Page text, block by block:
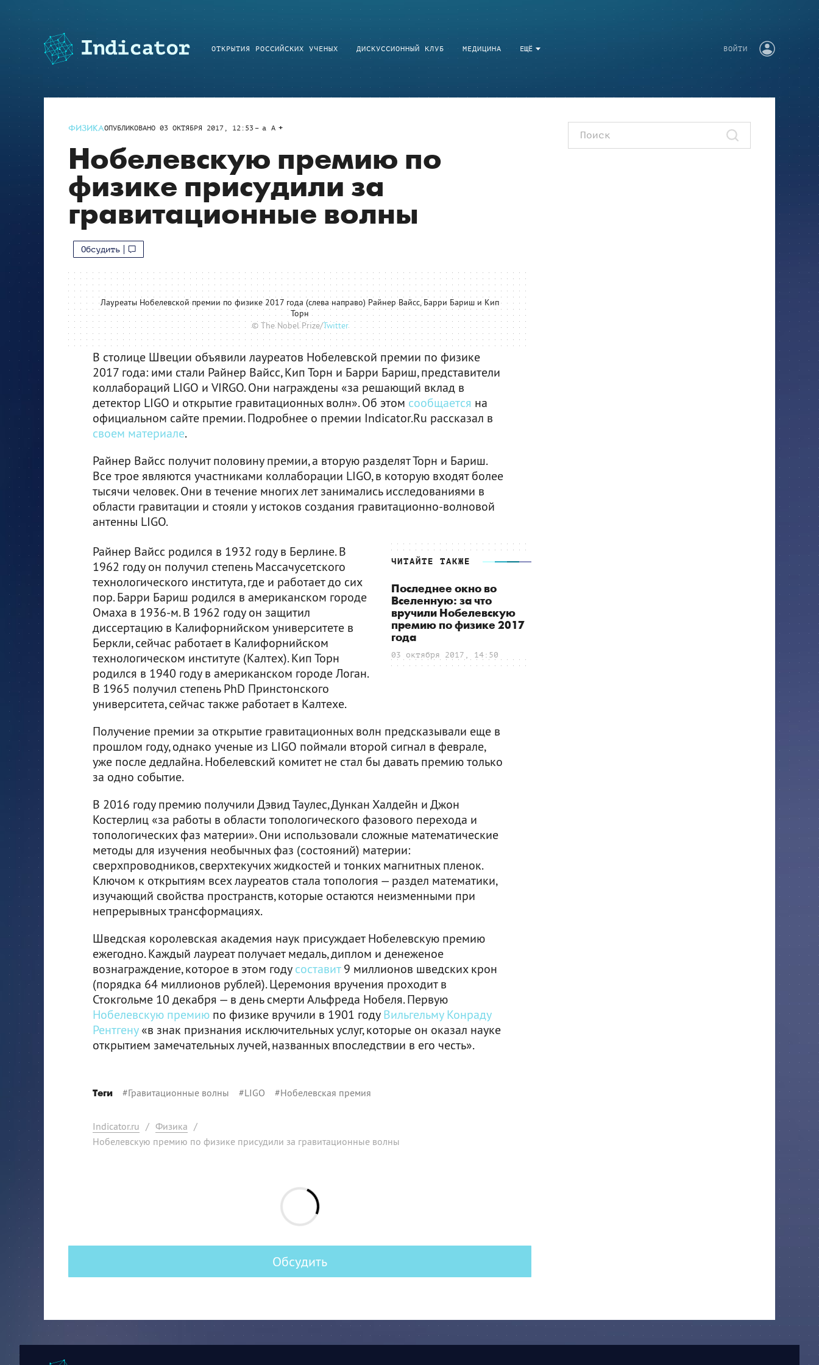
ЕЩЁ
ОТКРЫТИЯ РОССИЙСКИХ УЧЕНЫХ ДИСКУССИОННЫЙ КЛУБ МЕДИЦИНА ВОЙТИ
ФИЗИКАОПУБЛИКОВАНО 03 ОКТЯБРЯ 2017, 12:53 a A
Нобелевскую премию по
физике присудили за
гравитационные волны
Обсудить
Лауреаты Нобелевской премии по физике 2017 года (слева направо) Райнер Вайсc, Барри Бариш и Кип
Торн
© The Nobel Prize/Twitter
В столице Швеции объявили лауреатов Нобелевской премии по физике
2017 года: ими стали Райнер Вайcс, Кип Торн и Барри Бариш, представители
коллабораций LIGO и VIRGO. Они награждены «за решающий вклад в
детектор LIGO и открытие гравитационных волн». Об этом сообщается на
официальном сайте премии. Подробнее о премии Indicator.Ru рассказал в
своем материале.
Райнер Вайсс получит половину премии, а вторую разделят Торн и Бариш.
Все трое являются участниками коллаборации LIGO, в которую входят более
тысячи человек. Они в течение многих лет занимались исследованиями в
области гравитации и стояли у истоков создания гравитационно-волновой
антенны LIGO.
ЧИТАЙТЕ ТАКЖЕ
Последнее окно во
Вселенную: за что
вручили Нобелевскую
премию по физике 2017
года
03 октября 2017, 14:50
Райнер Вайсс родился в 1932 году в Берлине. В
1962 году он получил степень Массачусетского
технологического института, где и работает до сих
пор. Барри Бариш родился в американском городе
Омаха в 1936-м. В 1962 году он защитил
диссертацию в Калифорнийском университете в
Беркли, сейчас работает в Калифорнийском
технологическом институте (Калтех). Кип Торн
родился в 1940 году в американском городе Логан.
В 1965 получил степень PhD Принстонского
университета, сейчас также работает в Калтехе.
Получение премии за открытие гравитационных волн предсказывали еще в
прошлом году, однако ученые из LIGO поймали второй сигнал в феврале,
уже после дедлайна. Нобелевский комитет не стал бы давать премию только
за одно событие.
В 2016 году премию получили Дэвид Таулес, Дункан Халдейн и Джон
Костерлиц «за работы в области топологического фазового перехода и
топологических фаз материи». Они использовали сложные математические
методы для изучения необычных фаз (состояний) материи:
сверхпроводников, сверхтекучих жидкостей и тонких магнитных пленок.
Ключом к открытиям всех лауреатов стала топология — раздел математики,
изучающий свойства пространств, которые остаются неизменными при
непрерывных трансформациях.
Шведская королевская академия наук присуждает Нобелевскую премию
ежегодно. Каждый лауреат получает медаль, диплом и денеженое
вознаграждение, которое в этом году составит9 миллионов шведских крон
(порядка 64 миллионов рублей). Церемония вручения проходит в
Стокгольме 10 декабря — в день смерти Альфреда Нобеля. Первую
Нобелевскую премию по физике вручили в 1901 году Вильгельму Конраду
Рентгену«в знак признания исключительных услуг, которые он оказал науке
открытием замечательных лучей, названных впоследствии в его честь».
Теги #Гравитационные волны #LIGO #Нобелевская премия
Indicator.ru / Физика /
Нобелевскую премию по физике присудили за гравитационные волны
Обсудить